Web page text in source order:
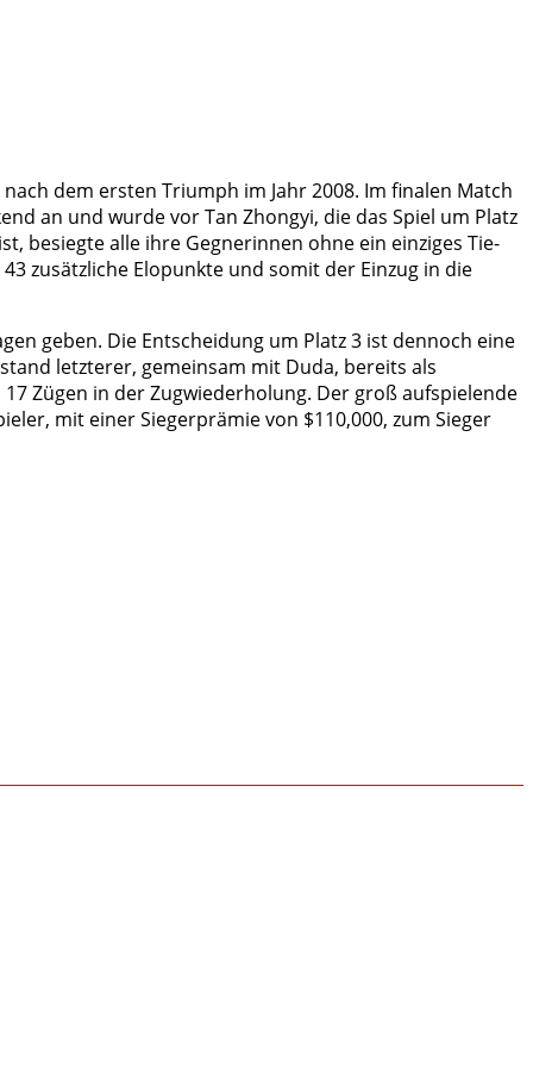
dem ersten Triumph im Jahr 2008. Im finalen Match
an und wurde vor Tan Zhongyi, die das Spiel um Platz
besiegte alle ihre Gegnerinnen ohne ein einziges Tie-
zusätzliche Elopunkte und somit der Einzug in die
geben. Die Entscheidung um Platz 3 ist dennoch eine
letzterer, gemeinsam mit Duda, bereits als
Zügen in der Zugwiederholung. Der groß aufspielende
mit einer Siegerprämie von $110,000, zum Sieger